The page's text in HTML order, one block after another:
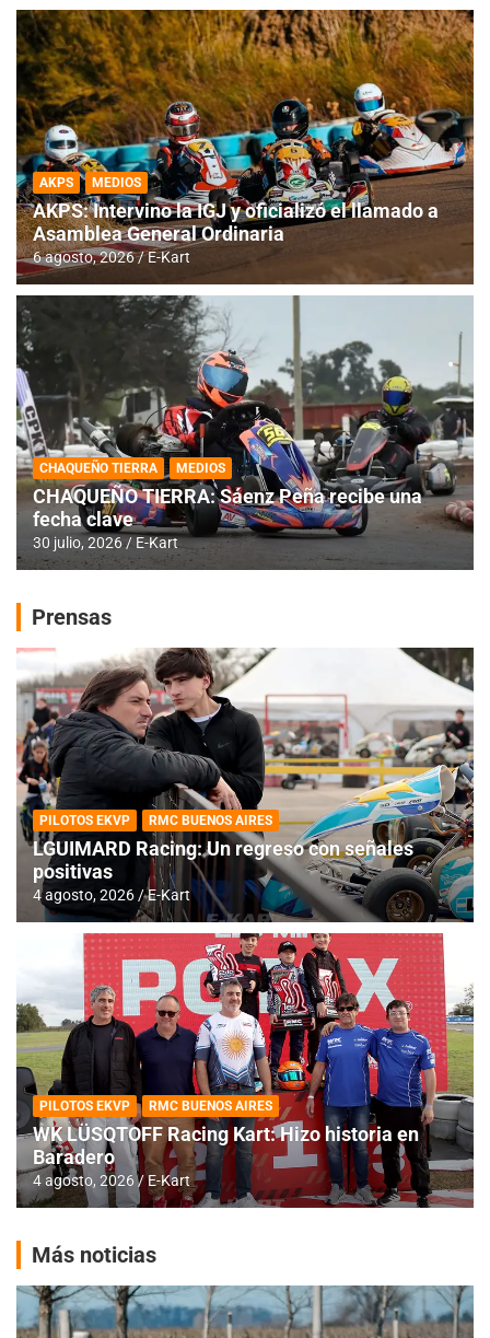
AKPS MEDIOS
AKPS: Intervino la IGJ y oficializó el llamado a
Asamblea General Ordinaria
6 agosto, 2026 E-Kart
CHAQUEÑO TIERRA MEDIOS
CHAQUEÑO TIERRA: Sáenz Peña recibe una
fecha clave
30 julio, 2026 E-Kart
Prensas
PILOTOS EKVP RMC BUENOS AIRES
LGUIMARD Racing: Un regreso con señales
positivas
4 agosto, 2026 E-Kart
PILOTOS EKVP RMC BUENOS AIRES
WK LÜSQTOFF Racing Kart: Hizo historia en
Baradero
4 agosto, 2026 E-Kart
Más noticias